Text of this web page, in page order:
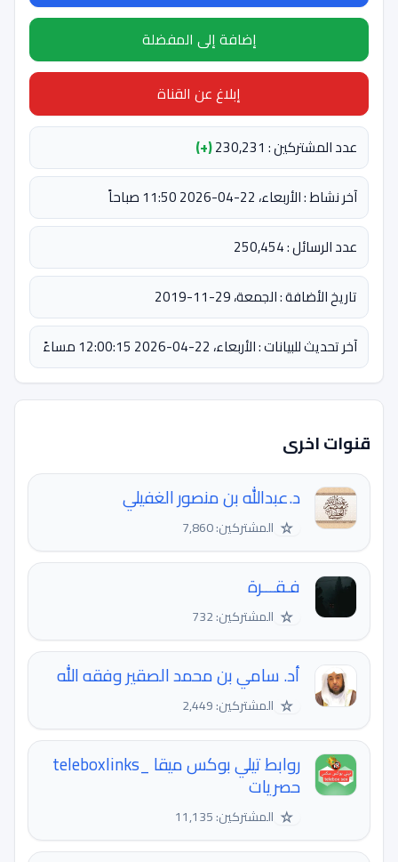
إضافة إلى المفضلة
إبلاغ عن القناة
عدد المشتركين : 230,231
(+)
آخر نشاط : الأربعاء، 22-04-2026 11:50 صباحاً
عدد الرسائل : 250,454
تاريخ الأضافة : الجمعة، 29-11-2019
آخر تحديث للبيانات : الأربعاء، 22-04-2026 12:00:15 مساءً
قنوات اخرى
د.عبدالله بن منصور الغفيلي
☆ المشتركين: 7,860
فـقـــرة
☆ المشتركين: 732
أد. سامي بن محمد الصقير وفقه الله
☆ المشتركين: 2,449
روابط تيلي بوكس ميقا _teleboxlinks
حصريات
☆ المشتركين: 11,135